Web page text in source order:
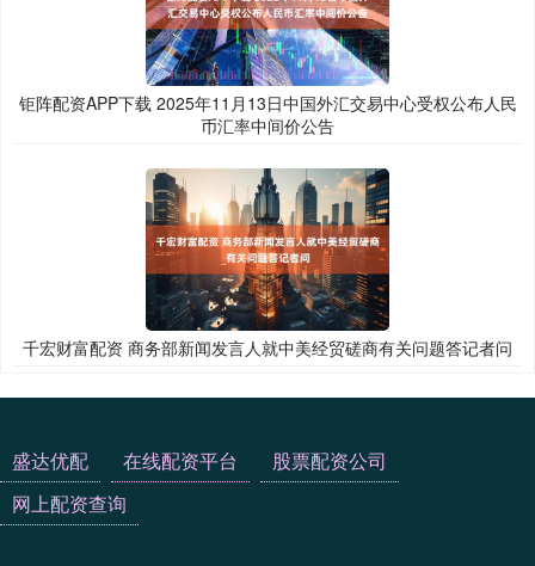
钜阵配资APP下载 2025年11月13日中国外汇交易中心受权公布人民
币汇率中间价公告
千宏财富配资 商务部新闻发言人就中美经贸磋商有关问题答记者问
盛达优配 在线配资平台
股票配资公司
网上配资查询